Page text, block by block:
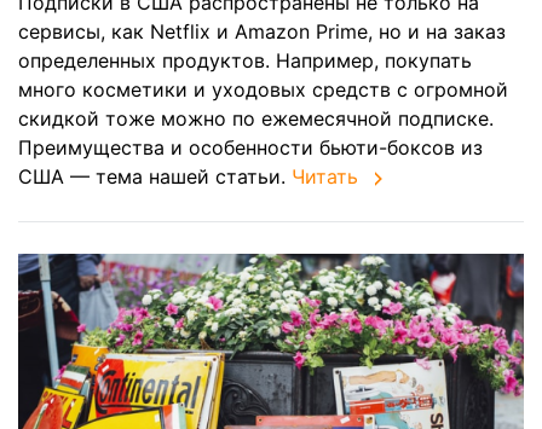
сервисы, как Netflix и Amazon Prime, но и на заказ
определенных продуктов. Например, покупать
много косметики и уходовых средств с огромной
скидкой тоже можно по ежемесячной подписке.
Преимущества и особенности бьюти-боксов из
США — тема нашей статьи. Читать